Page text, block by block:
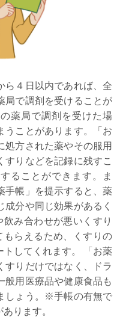
ら４日以内であれば、全
局で調剤を受けることが
薬局で調剤を受けた場
うことがあります。「お
処方された薬やその服用
りなどを記録に残すこ
ることができます。ま
手帳」を提示すると、薬
分や同じ効果があるく
み合わせが悪いくすり
らえるため、くすりの
してくれます。 「お薬
すりだけではなく、ドラ
般用医療品や健康食品も
しょう。※手帳の有無で
ります。